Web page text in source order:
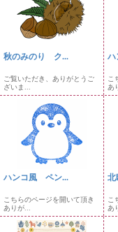
秋のみのり ク...
ご覧いただき、ありがとうご
ざいま...
こ
あ
ハンコ風 ペン...
こちらのページを開いて頂き
ありが...
北
こ
あ